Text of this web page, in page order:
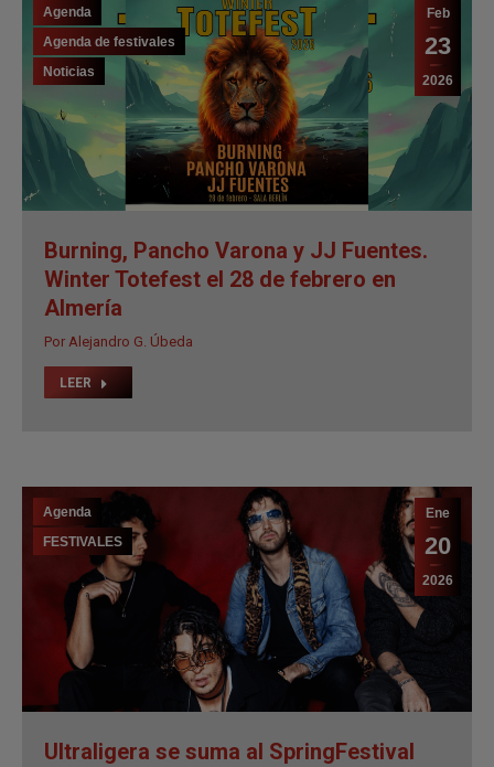
Feb
23
2026
Agenda
Agenda de festivales
Noticias
Burning, Pancho Varona y JJ Fuentes.
Winter Totefest el 28 de febrero en
Almería
Por Alejandro G. Úbeda
LEER
Ene
20
2026
Agenda
FESTIVALES
Ultraligera se suma al SpringFestival